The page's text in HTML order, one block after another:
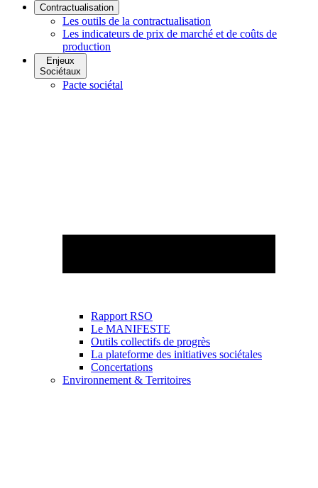
Contractualisation
Les outils de la contractualisation
Les indicateurs de prix de marché et de coûts de
production
Enjeux
Sociétaux
Pacte sociétal
Rapport RSO
Le MANIFESTE
Outils collectifs de progrès
La plateforme des initiatives sociétales
Concertations
Environnement & Territoires